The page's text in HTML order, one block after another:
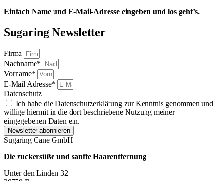
Einfach Name und E-Mail-Adresse eingeben und los geht’s.
Sugaring Newsletter
Firma
Nachname*
Vorname*
E-Mail Adresse*
Datenschutz
Ich habe die Datenschutzerklärung zur Kenntnis genommen und
willige hiermit in die dort beschriebene Nutzung meiner
eingegebenen Daten ein.
Newsletter abonnieren
Sugaring Cane GmbH
Die zuckersüße und sanfte Haarentfernung
Unter den Linden 32